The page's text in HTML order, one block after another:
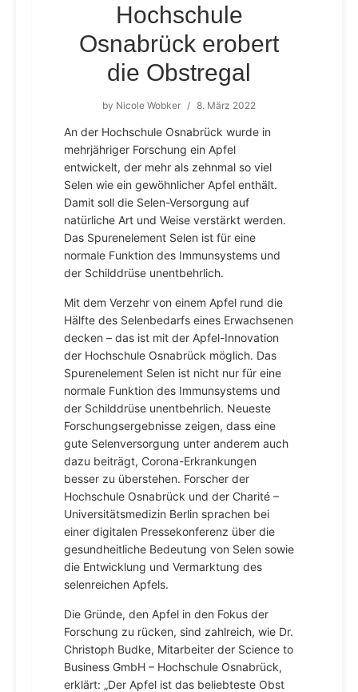
Hochschule
Osnabrück erobert
die Obstregal
by Nicole Wobker / 8. März 2022
An der Hochschule Osnabrück wurde in
mehrjähriger Forschung ein Apfel
entwickelt, der mehr als zehnmal so viel
Selen wie ein gewöhnlicher Apfel enthält.
Damit soll die Selen-Versorgung auf
natürliche Art und Weise verstärkt werden.
Das Spurenelement Selen ist für eine
normale Funktion des Immunsystems und
der Schilddrüse unentbehrlich.
Mit dem Verzehr von einem Apfel rund die
Hälfte des Selenbedarfs eines Erwachsenen
decken – das ist mit der Apfel-Innovation
der Hochschule Osnabrück möglich. Das
Spurenelement Selen ist nicht nur für eine
normale Funktion des Immunsystems und
der Schilddrüse unentbehrlich. Neueste
Forschungsergebnisse zeigen, dass eine
gute Selenversorgung unter anderem auch
dazu beiträgt, Corona-Erkrankungen
besser zu überstehen. Forscher der
Hochschule Osnabrück und der Charité –
Universitätsmedizin Berlin sprachen bei
einer digitalen Pressekonferenz über die
gesundheitliche Bedeutung von Selen sowie
die Entwicklung und Vermarktung des
selenreichen Apfels.
Die Gründe, den Apfel in den Fokus der
Forschung zu rücken, sind zahlreich, wie Dr.
Christoph Budke, Mitarbeiter der Science to
Business GmbH – Hochschule Osnabrück,
erklärt: „Der Apfel ist das beliebteste Obst